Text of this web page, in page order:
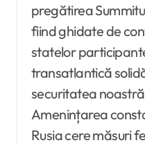
pregătirea
fiind ghidate de
statelor
transatlantică
securitatea
Amenințarea
Rusia cere măsuri